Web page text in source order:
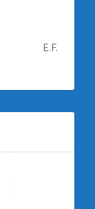
E.F.